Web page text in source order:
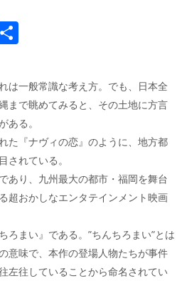
は一般常識な考え方。でも、日本全
まで眺めてみると、その土地に方言
ある。
た『ナヴィの恋』のように、地方都
されている。
あり、九州最大の都市・福岡を舞台
超おかしなエンタテインメント映画
ろまい』である。”ちんちろまい”とは
意味で、本作の登場人物たちが事件
左往していることから命名されてい